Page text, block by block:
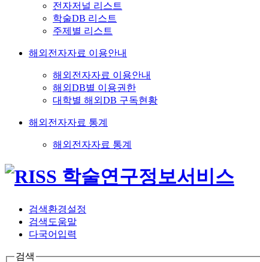
전자저널 리스트
학술DB 리스트
주제별 리스트
해외전자자료 이용안내
해외전자자료 이용안내
해외DB별 이용권한
대학별 해외DB 구독현황
해외전자자료 통계
해외전자자료 통계
검색환경설정
검색도움말
다국어입력
검색